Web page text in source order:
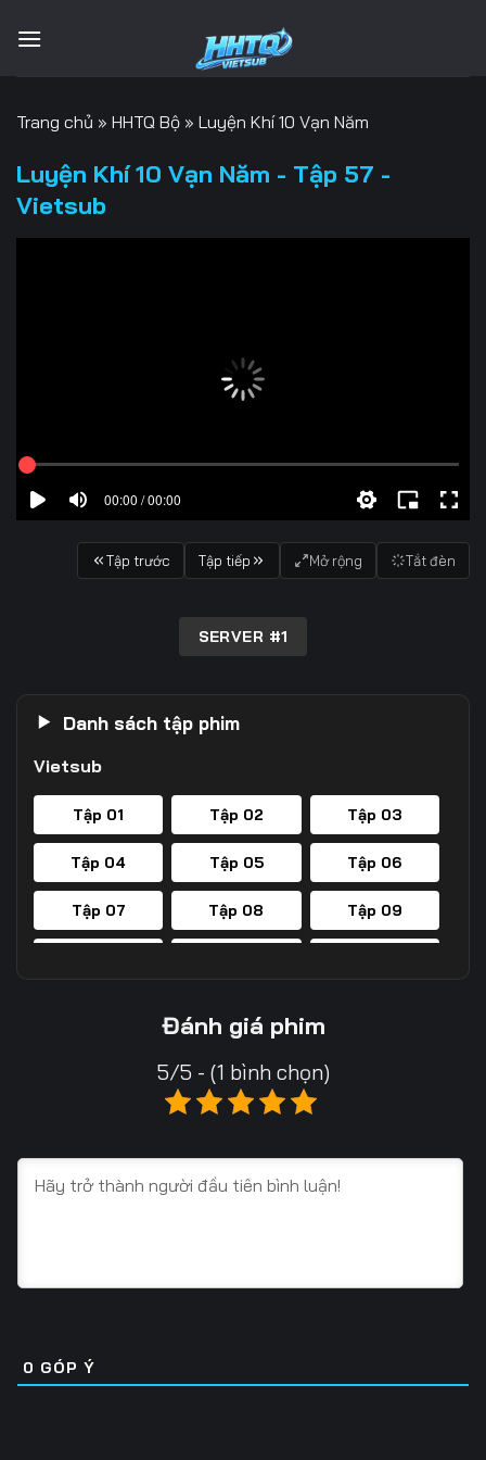
qua
Trang chủ » HHTQ Bộ » Luyện Khí 10 Vạn Năm
Luyện Khí 10 Vạn Năm - Tập 57 -
Vietsub
00:00 / 00:00
Tập trước Tập tiếp Mở rộng Tắt đèn
SERVER #1
Danh sách tập phim
Vietsub
Tập 01 Tập 02 Tập 03
Tập 04 Tập 05 Tập 06
Tập 07 Tập 08 Tập 09
Tập 20
Tập 25 Tập 26
Tập 31 Tập 32 Tập 33
Tập 37 Tập 38 Tập 39
Đánh giá phim
5/5 - (1 bình chọn)
0 GÓP Ý